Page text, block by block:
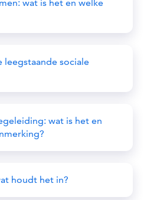
wat is het en welke
leegstaande sociale
wat is het en
houdt het in?